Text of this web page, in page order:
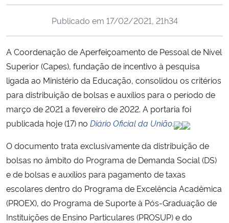
Ministério de Minas e Energia
Ministério do Meio Ambiente
Ministério do Turismo
Ministério do Desenvolvimento Regional
Controladoria-Geral da União
Ministério da Mulher, da Família e dos Direitos Humanos
Secretaria-Geral
Publicado em 17/02/2021, 21h34
A Coordenação de Aperfeiçoamento de Pessoal de Nível
Superior (Capes), fundação de incentivo à pesquisa
ligada ao Ministério da Educação, consolidou os critérios
para distribuição de bolsas e auxílios para o período de
março de 2021 a fevereiro de 2022. A portaria foi
publicada hoje (17) no Diário Oficial da União.
O documento trata exclusivamente da distribuição de
bolsas no âmbito do Programa de Demanda Social (DS)
e de bolsas e auxílios para pagamento de taxas
escolares dentro do Programa de Excelência Acadêmica
(PROEX), do Programa de Suporte à Pós-Graduação de
Instituições de Ensino Particulares (PROSUP) e do